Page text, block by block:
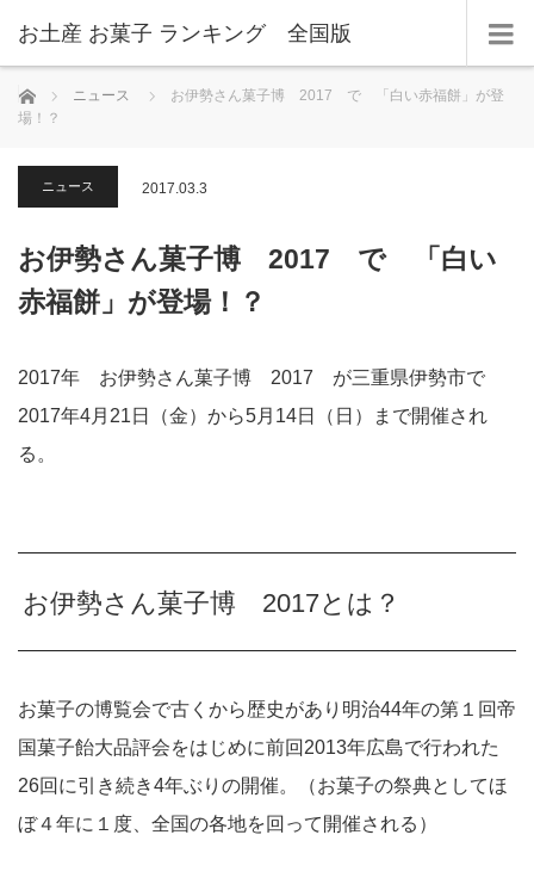
お土産 お菓子 ランキング 全国版
ホーム ニュース
お伊勢さん菓子博 2017 で 「白い赤福餅」が登
場！？
ニュース 2017.03.3
お伊勢さん菓子博 2017 で 「白い
赤福餅」が登場！？
2017年 お伊勢さん菓子博 2017 が三重県伊勢市で
2017年4月21日（金）から5月14日（日）まで開催され
る。
お伊勢さん菓子博 2017とは？
お菓子の博覧会で古くから歴史があり明治44年の第１回帝
国菓子飴大品評会をはじめに前回2013年広島で行われた
26回に引き続き4年ぶりの開催。（お菓子の祭典としてほ
ぼ４年に１度、全国の各地を回って開催される）